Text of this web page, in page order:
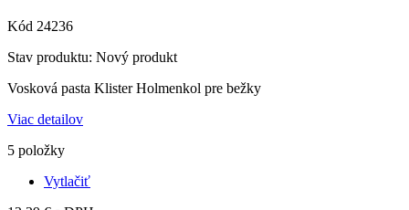
Kód 24236
Stav produktu: Nový produkt
Vosková pasta Klister Holmenkol pre bežky
Viac detailov
5 položky
Vytlačiť